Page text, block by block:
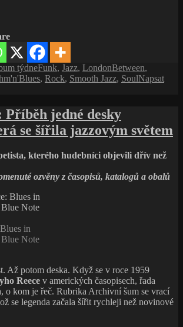
týdneŠtítky:
Funk, Jazz, LondonBetween,
, Rock, Smooth Jazz, SoulNapsat
Příběh jedné desky
se šířila jazzovým světem
kterého hudebníci objevili dřív než
ozvěny z časopisů, katalogů a obalů
in
Note
Až potom deska. Když se v roce 1959
Reece v amerických časopisech, řada
o kom je řeč. Rubrika Archivní šum se vrací
se legenda začala šířit rychleji než novinové